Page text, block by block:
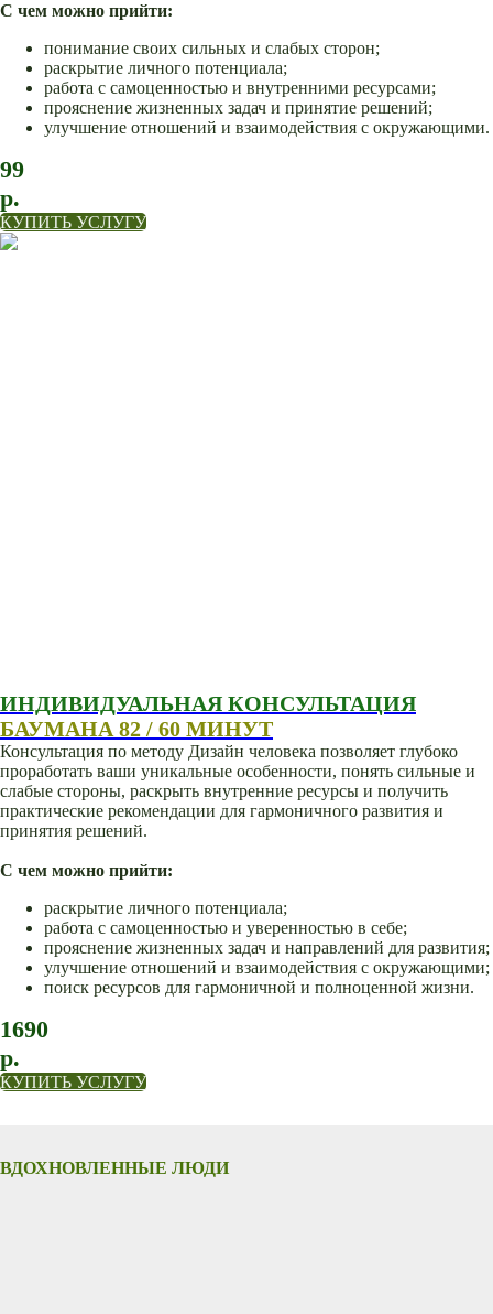
С чем можно прийти:
понимание своих сильных и слабых сторон;
раскрытие личного потенциала;
работа с самоценностью и внутренними ресурсами;
прояснение жизненных задач и принятие решений;
улучшение отношений и взаимодействия с окружающими.
99
р.
КУПИТЬ УСЛУГУ
ИНДИВИДУАЛЬНАЯ КОНСУЛЬТАЦИЯ
БАУМАНА 82 / 60 МИНУТ
Консультация по методу Дизайн человека позволяет глубоко
проработать ваши уникальные особенности, понять сильные и
слабые стороны, раскрыть внутренние ресурсы и получить
практические рекомендации для гармоничного развития и
принятия решений.
С чем можно прийти:
раскрытие личного потенциала;
работа с самоценностью и уверенностью в себе;
прояснение жизненных задач и направлений для развития;
улучшение отношений и взаимодействия с окружающими;
поиск ресурсов для гармоничной и полноценной жизни.
1690
р.
КУПИТЬ УСЛУГУ
ВДОХНОВЛЕННЫЕ ЛЮДИ